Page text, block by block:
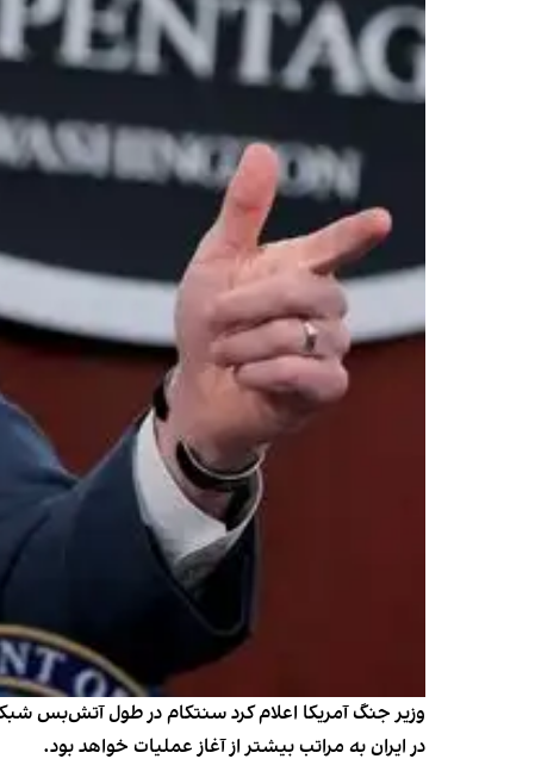
وزیر جنگ آمریکا اعلام کرد سنتکام در طول آتش‌بس
در ایران به مراتب بیشتر از آغاز عملیات خواهد بود.